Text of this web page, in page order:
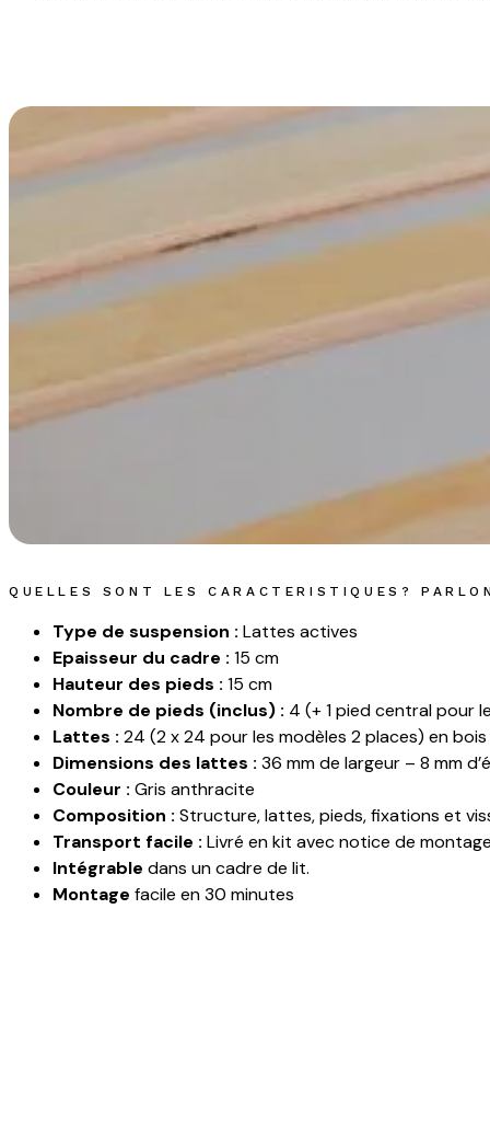
QUELLES SONT LES CARACTERISTIQUES?
Type de suspension : Lattes actives
Epaisseur du cadre : 15 cm
Hauteur des pieds : 15 cm
Nombre de pieds (inclus) : 4 (+ 1 pied central pour
Lattes : 24 (2 x 24 pour les modèles 2 places) en
Dimensions des lattes : 36 mm de largeur – 8 mm
Couleur : Gris anthracite
Composition : Structure, lattes, pieds, fixations et
Transport facile : Livré en kit avec notice de
Intégrable dans un cadre de lit.
Montage facile en 30 minutes